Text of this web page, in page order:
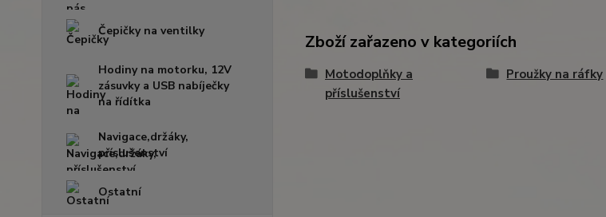
Čepičky na ventilky
Hodiny na motorku, 12V
zásuvky a USB nabíječky
na řídítka
Navigace,držáky,
příslušenství
Ostatní
Zboží zařazeno v kategoriích
Motodoplňky a
příslušenství
Proužky na ráfky